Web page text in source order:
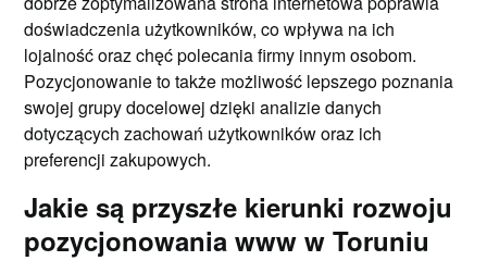
doświadczenia użytkowników, co wpływa na ich
lojalność oraz chęć polecania firmy innym osobom.
Pozycjonowanie to także możliwość lepszego poznania
swojej grupy docelowej dzięki analizie danych
dotyczących zachowań użytkowników oraz ich
preferencji zakupowych.
Jakie są przyszłe kierunki rozwoju
pozycjonowania www w Toruniu